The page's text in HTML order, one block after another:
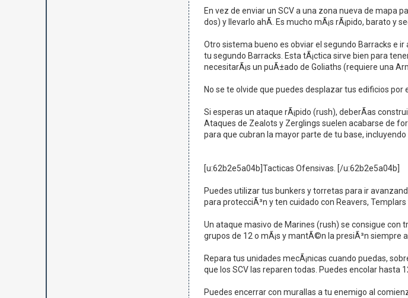
En vez de enviar un SCV a una zona nueva de mapa
dos) y llevarlo ahÃ­. Es mucho mÃ¡s rÃ¡pido, barato y
Otro sistema bueno es obviar el segundo Barracks e
tu segundo Barracks. Esta tÃ¡ctica sirve bien para
necesitarÃ¡s un puÃ±ado de Goliaths (requiere una
No se te olvide que puedes desplazar tus edificios
Si esperas un ataque rÃ¡pido (rush), deberÃ­as
Ataques de Zealots y Zerglings suelen acabarse de
para que cubran la mayor parte de tu base, incluyendo
[u:62b2e5a04b]Tacticas Ofensivas. [/u:62b2e5a04b]
Puedes utilizar tus bunkers y torretas para ir
para protecciÃ³n y ten cuidado con Reavers, Templars
Un ataque masivo de Marines (rush) se consigue con
grupos de 12 o mÃ¡s y mantÃ©n la presiÃ³n siempre
Repara tus unidades mecÃ¡nicas cuando puedas,
que los SCV las reparen todas. Puedes encolar hasta
Puedes encerrar con murallas a tu enemigo al